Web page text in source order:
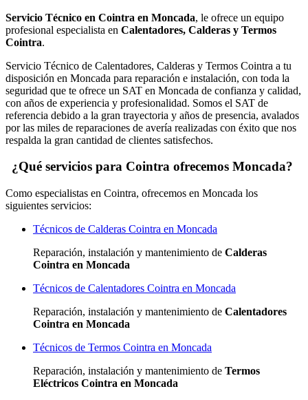
Servicio Técnico en Cointra en Moncada, le ofrece un equipo
profesional especialista en Calentadores, Calderas y Termos
Cointra.
Servicio Técnico de Calentadores, Calderas y Termos Cointra a tu
disposición en Moncada para reparación e instalación, con toda la
seguridad que te ofrece un SAT en Moncada de confianza y calidad,
con años de experiencia y profesionalidad. Somos el SAT de
referencia debido a la gran trayectoria y años de presencia, avalados
por las miles de reparaciones de avería realizadas con éxito que nos
respalda la gran cantidad de clientes satisfechos.
¿Qué servicios para Cointra ofrecemos Moncada?
Como especialistas en Cointra, ofrecemos en Moncada los
siguientes servicios:
Técnicos de Calderas Cointra en Moncada
Reparación, instalación y mantenimiento de Calderas
Cointra en Moncada
Técnicos de Calentadores Cointra en Moncada
Reparación, instalación y mantenimiento de Calentadores
Cointra en Moncada
Técnicos de Termos Cointra en Moncada
Reparación, instalación y mantenimiento de Termos
Eléctricos Cointra en Moncada